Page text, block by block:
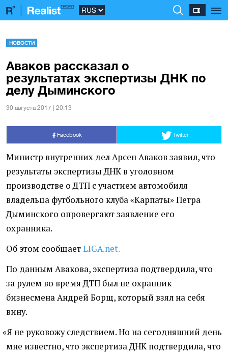
НОВОСТИ
Аваков рассказал о
результатах экспертизы ДНК по
делу Дыминского
30 августа 2017 | 20:13
Facebook Twitter
Министр внутренних дел Арсен Аваков заявил, что
результаты экспертизы ДНК в уголовном
производстве о ДТП с участием автомобиля
владельца футбольного клуба«Карпаты» Петра
Дыминского опровергают заявление его
охранника.
Об этом сообщаетLIGA.net.
По данным Авакова, экспертиза подтвердила, что
за рулем во время ДТП был не охранник
бизнесмена Андрей Борщ, который взял на себя
вину.
«Я не руковожу следствием. Но на сегодняшний день
мне известно, что экспертиза ДНК подтвердила, что